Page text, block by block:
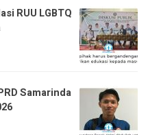
RUU LGBTQ
Samarinda